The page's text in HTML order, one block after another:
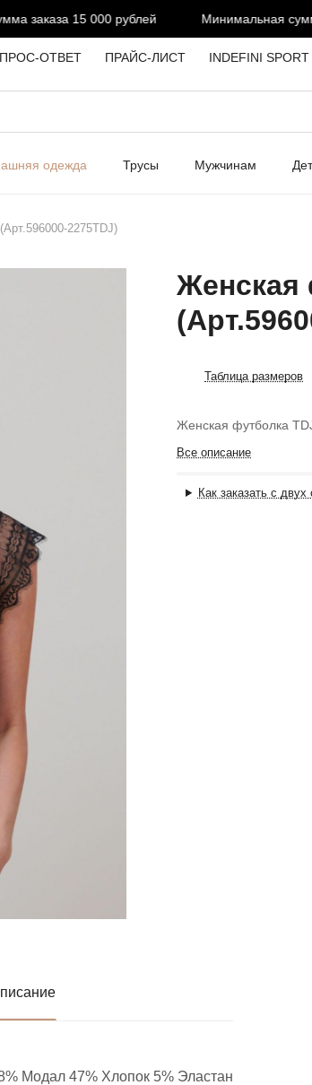
заказа 15 000 рублей Минимальная
ОТВЕТ ПРАЙС-ЛИСТ INDEFINI SPORT
одежда Трусы Мужчинам
2275TDJ)
Женская
Таблица размеров
Женская футболка
Все описание
Как заказать с двух
Модал 47% Хлопок 5% Эластан